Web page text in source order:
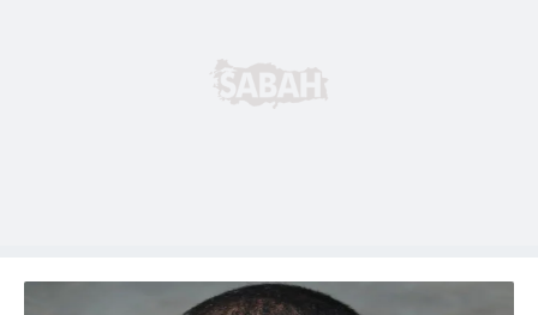
6698 sayılı Kişisel Verilerin Korunması Kanunu uyarınca
hazırlanmış Aydınlatma Metnimizi okumak ve sitemizde